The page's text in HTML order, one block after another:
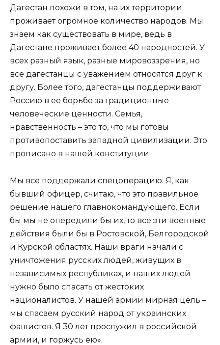
Дагестан похожи в том, на их территории
проживает огромное количество народов. Мы
знаем как существовать в мире, ведь в
Дагестане проживает более 40 народностей. У
всех разный язык, разные мировоззрения, но
все дагестанцы с уважением относятся друг к
другу. Более того, дагестанцы поддерживают
Россию в ее борьбе за традиционные
человеческие ценности. Семья,
нравственность – это то, что мы готовы
противопоставить западной цивилизации. Это
прописано в нашей конституции.
Мы все поддержали спецоперацию. Я, как
бывший офицер, считаю, что это правильное
решение нашего главнокомандующего. Если
бы мы не опередили бы их, то все эти военные
действия были бы в Ростовской, Белгородской
и Курской областях. Наши враги начали с
уничтожения русских людей, живущих в
независимых республиках, и наших людей
нужно было спасать от жестоких
националистов. У нашей армии мирная цель –
мы спасаем русский народ от украинских
фашистов. Я 30 лет прослужил в российской
армии, и горжусь ею».